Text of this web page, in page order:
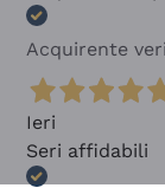
Acquirente
Ieri
Seri affidabili